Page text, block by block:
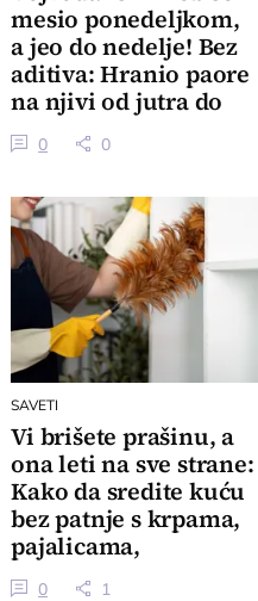
mesio ponedeljkom,
a jeo do nedelje! Bez
aditiva: Hranio paore
na njivi od jutra do
mraka
0 0
SAVETI
Vi brišete prašinu, a
ona leti na sve strane:
Kako da sredite kuću
bez patnje s krpama,
pajalicama,
usisivačem
0 1